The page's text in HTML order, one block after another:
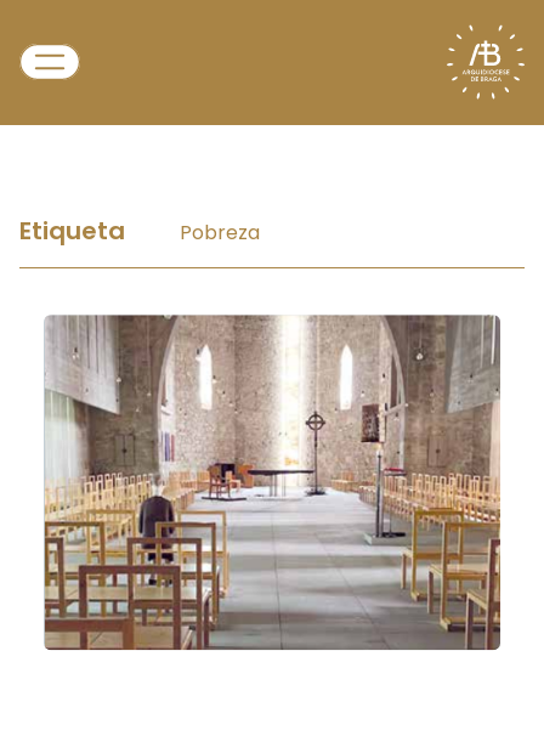
Etiqueta Pobreza